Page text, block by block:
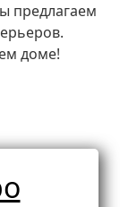
предлагаем
доме!